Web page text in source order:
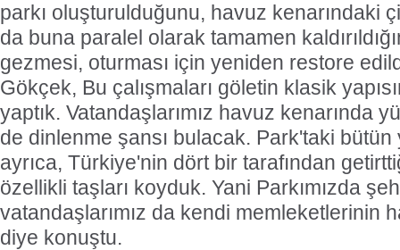
parkı oluşturulduğunu, havuz kenarındaki
da buna paralel olarak tamamen
gezmesi, oturması için yeniden restore
Gökçek, Bu çalışmaları göletin klasik
yaptık. Vatandaşlarımız havuz kenarında
de dinlenme şansı bulacak. Park'taki bütün
ayrıca, Türkiye'nin dört bir tarafından
özellikli taşları koyduk. Yani Parkımızda
vatandaşlarımız da kendi memleketlerinin
diye konuştu.